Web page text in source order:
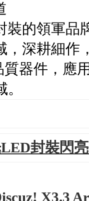
道
領軍品牌
，深耕細作
質器件，應
封裝閃
X3.3